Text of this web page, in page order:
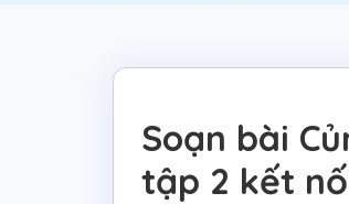
Soạn bài
tập 2 kết